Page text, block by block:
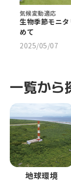
気候変動適応
生物季節モニ
めて
2025/05/07
一覧から
地球環境